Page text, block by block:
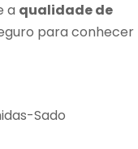
a qualidade de
para conhecer
Sado